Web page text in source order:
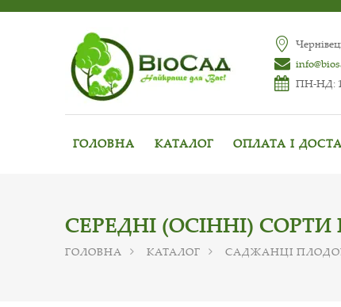
ПН-НД:
ГОЛОВНА КАТАЛОГ ОПЛАТА І
СЕРЕДНІ (ОСІННІ) СОРТИ
ГОЛОВНА КАТАЛОГ САДЖАНЦІ